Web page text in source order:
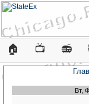
🏠 📺 📻
Вт,